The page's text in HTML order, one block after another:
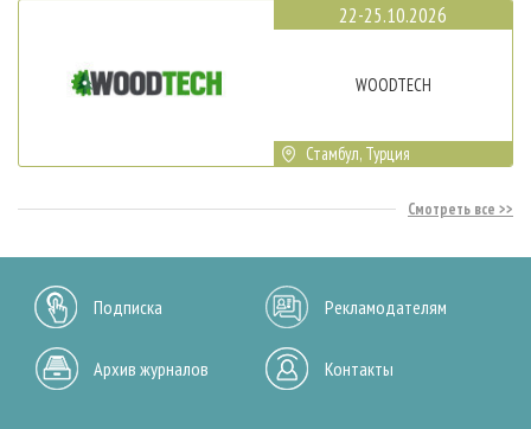
22-25.10.2026
WOODTECH
Стамбул, Турция
Смотреть все
Подписка Рекламодателям
Архив журналов Контакты